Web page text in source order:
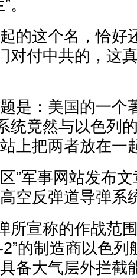
。
的这个名，恰好
对付中共的，这
是：美国的一个
统竟然与以色列
上把两者放在一
”军事网站发布
空反弹道导弹系
所宣称的作战范
2”的制造商以色
备大气层外拦截